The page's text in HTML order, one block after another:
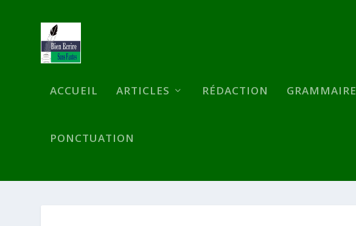
ACCUEIL ARTICLES RÉDACTION GRAMMAIRE
PONCTUATION